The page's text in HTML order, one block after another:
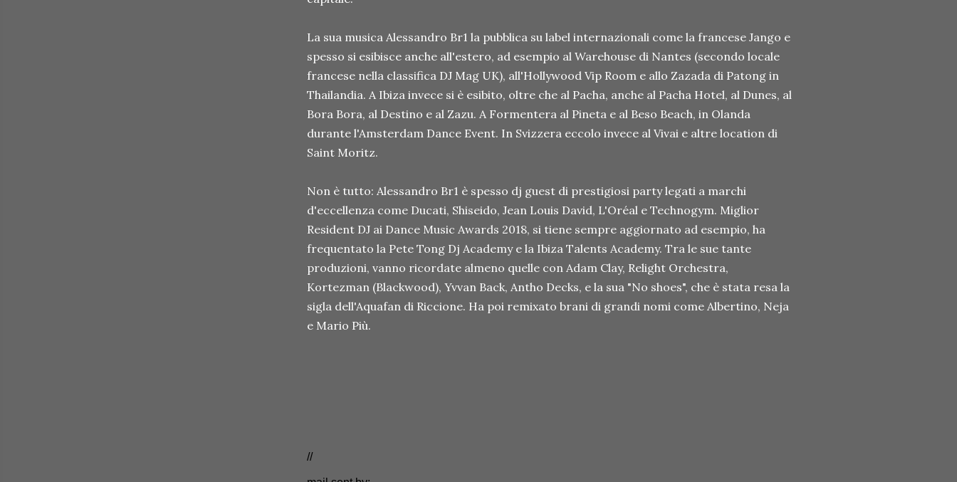
La sua musica Alessandro Br1 la pubblica su label internazionali come la francese Jango e
spesso si esibisce anche all'estero, ad esempio al Warehouse di Nantes (secondo locale
francese nella classifica DJ Mag UK), all'Hollywood Vip Room e allo Zazada di Patong in
Thailandia. A Ibiza invece si è esibito, oltre che al Pacha, anche al Pacha Hotel, al Dunes, al
Bora Bora, al Destino e al Zazu. A Formentera al Pineta e al Beso Beach, in Olanda
durante l'Amsterdam Dance Event. In Svizzera eccolo invece al Vivai e altre location di
Saint Moritz.
Non è tutto: Alessandro Br1 è spesso dj guest di prestigiosi party legati a marchi
d'eccellenza come Ducati, Shiseido, Jean Louis David, L'Oréal e Technogym. Miglior
Resident DJ ai Dance Music Awards 2018, si tiene sempre aggiornato ad esempio, ha
frequentato la Pete Tong Dj Academy e la Ibiza Talents Academy. Tra le sue tante
produzioni, vanno ricordate almeno quelle con Adam Clay, Relight Orchestra,
Kortezman (Blackwood), Yvvan Back, Antho Decks, e la sua "No shoes", che è stata resa la
sigla dell'Aquafan di Riccione. Ha poi remixato brani di grandi nomi come Albertino, Neja
e Mario Più.
//